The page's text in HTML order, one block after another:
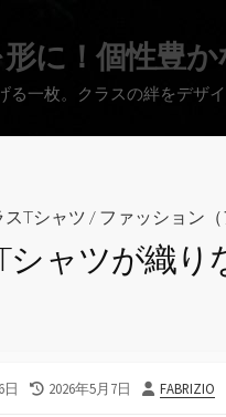
に！個性豊
る一枚。クラスの絆をデザ
スTシャツ / ファッション（
シャツが織り
日
最
2026年5月7日
投
FABRIZIO